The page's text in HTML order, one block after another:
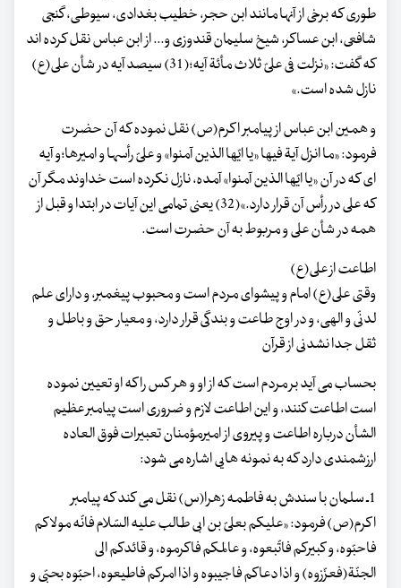
طوری که برخی از آنها مانند ابن حجر، خطیب بغدادی، سیوطی، گنجی
شافعی، ابن عساکر، شیخ سلیمان قندوزی و... از ابن عباس نقل کرده اند
که گفت: «نزلت فی علیّ ثلاث مأئة آیه؛(31) سیصد آیه در شأن علی(ع)
نازل شده است.»
و همین ابن عباس از پیامبر اکرم(ص) نقل نموده که آن حضرت
فرمود: «ما انزل آیة فیها «یا ایّها الذین آمنوا» و علیّ رأسها و امیرها؛و آیه
ای که در آن «یا ایّها الذین آمنوا» آمده، نازل نکرده است خداوند مگر آن
که علی در رأس آن قرار دارد.»(32) یعنی تمامی این آیات در ابتدا و قبل از
همه در شأن علی و مربوط به آن حضرت است.
اطاعت از علی(ع)
وقتی علی(ع) امام و پیشوای مردم است و محبوب پیغمبر، و دارای علم
لدنّی و الهی، و در اوج طاعت و بندگی قرار دارد، و معیار حق و باطل و
ثقل جدا نشدنی از قرآن
بحساب می آید بر مردم است که از او و هر کس را که او تعیین نموده
است اطاعت کنند، و این اطاعت لازم و ضروری است پیامبر عظیم
الشأن درباره اطاعت و پیروی از امیرمؤمنان تعبیرات فوق العاده
ارزشمندی دارد که به نمونه هایی اشاره می شود:
1ـ سلمان با سندش به فاطمه زهرا(س) نقل می کند که پیامبر
اکرم(ص) فرمود: «علیکم بعلیّ بن ابی طالب علیه السّلام فانّه مولاکم
فاحبّوه، و کبیرکم فاتّبعوه، و عالمکم فاکرموه، و قائدکم الی
الجنّة(فعزّزوه) و اذا دعاکم فاجیبوه و اذا امرکم فاطیعوه، احبّوه بحبّی و